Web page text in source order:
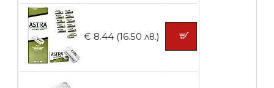
Контейнери за сваляне на гел лак 5
броя
€ 8.44 (16.50 лв.)